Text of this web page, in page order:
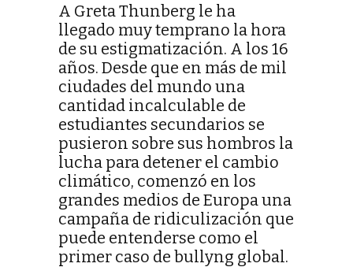
A Greta Thunberg le ha
llegado muy temprano la hora
de su estigmatización. A los 16
años. Desde que en más de mil
ciudades del mundo una
cantidad incalculable de
estudiantes secundarios se
pusieron sobre sus hombros la
lucha para detener el cambio
climático, comenzó en los
grandes medios de Europa una
campaña de ridiculización que
puede entenderse como el
primer caso de bullyng global.